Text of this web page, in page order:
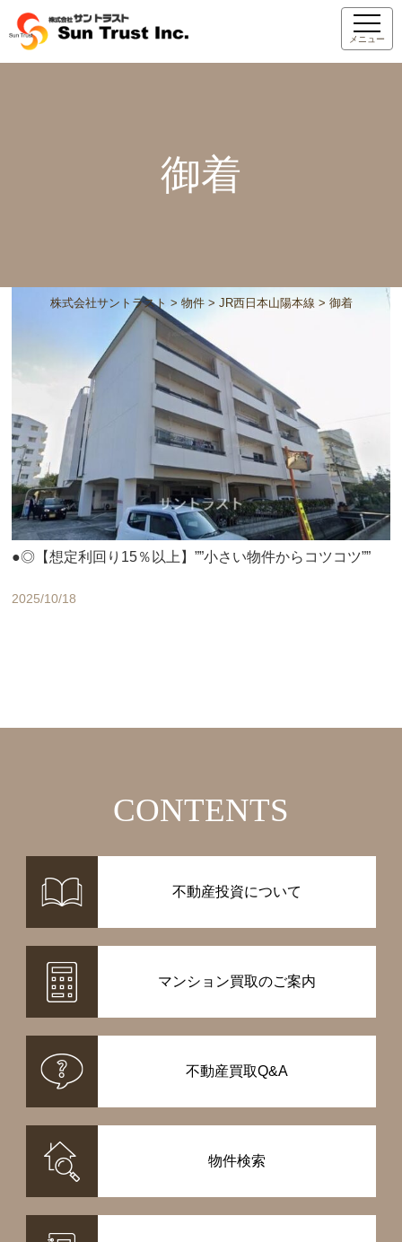
メニュー
御着
株式会社サントラスト > 物件> JR西日本山陽本線 > 御着
●◎【想定利回り15％以上】””小さい物件からコツコツ””
2025/10/18
CONTENTS
不動産投資について
マンション買取のご案内
不動産買取Q&A
物件検索